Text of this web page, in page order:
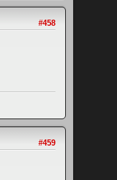
#458
#459